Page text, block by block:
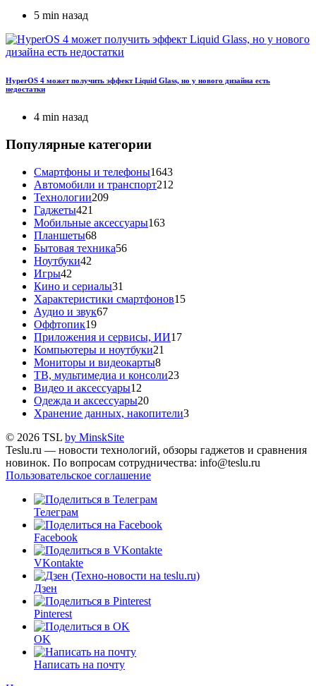
5 min назад
HyperOS 4 может получить эффект Liquid Glass, но у нового дизайна есть
недостатки
4 min назад
Популярные категории
Смартфоны и телефоны1643
Автомобили и транспорт212
Технологии209
Гаджеты421
Мобильные аксессуары163
Планшеты68
Бытовая техника56
Ноутбуки42
Игры42
Кино и сериалы31
Характеристики смартфонов15
Аудио и звук67
Оффтопик19
Приложения и сервисы, ИИ17
Компьютеры и ноутбуки21
Мониторы и видеокарты8
ТВ, мультимедиа и консоли23
Видео и аксессуары12
Одежда и аксессуары20
Хранение данных, накопители3
© 2026 TSL by MinskSite
Teslu.ru — новости технологий, обзоры гаджетов и сравнения
новинок. По вопросам сотрудничества: info@teslu.ru
Пользовательское соглашение
Телеграм
Facebook
VKontakte
Дзен
Pinterest
OK
Написать на почту